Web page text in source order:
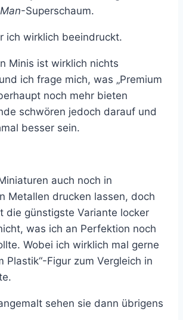
-Superschaum.
ich wirklich beeindruckt.
Minis ist wirklich nichts
ich frage mich, was „Premium
noch mehr bieten
schwören jedoch darauf und
besser sein.
auch noch in
Metallen drucken lassen, doch
die günstigste Variante locker
was ich an Perfektion noch
Wobei ich wirklich mal gerne
Plastik“-Figur zum Vergleich in
sehen sie dann übrigens